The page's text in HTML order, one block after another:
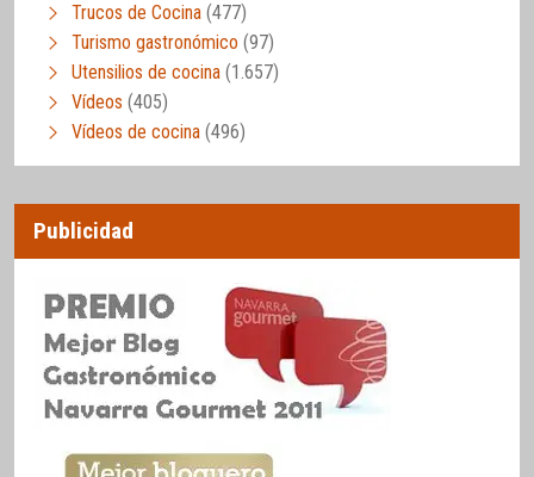
Trucos de Cocina (477)
Turismo gastronómico (97)
Utensilios de cocina (1.657)
Vídeos (405)
Vídeos de cocina (496)
Publicidad